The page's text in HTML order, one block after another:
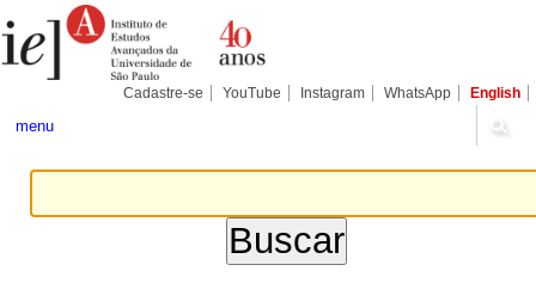
para
conteúdo.
Pessoais
Cadastre-se YouTube Instagram WhatsApp English
menu